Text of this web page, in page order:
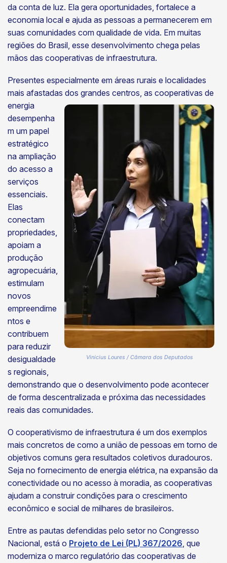
da conta de luz. Ela gera oportunidades, fortalece a
economia local e ajuda as pessoas a permanecerem em
suas comunidades com qualidade de vida. Em muitas
regiões do Brasil, esse desenvolvimento chega pelas
mãos das cooperativas de infraestrutura.
Presentes especialmente em áreas rurais e localidades
mais afastadas dos grandes centros, as cooperativas de
energia
Vinicius Loures / Câmara dos Deputados
desempenha
m um papel
estratégico
na ampliação
do acesso a
serviços
essenciais.
Elas
conectam
propriedades,
apoiam a
produção
agropecuária,
estimulam
novos
empreendime
ntos e
contribuem
para reduzir
desigualdade
s regionais,
demonstrando que o desenvolvimento pode acontecer
de forma descentralizada e próxima das necessidades
reais das comunidades.
O cooperativismo de infraestrutura é um dos exemplos
mais concretos de como a união de pessoas em torno de
objetivos comuns gera resultados coletivos duradouros.
Seja no fornecimento de energia elétrica, na expansão da
conectividade ou no acesso à moradia, as cooperativas
ajudam a construir condições para o crescimento
econômico e social de milhares de brasileiros.
Entre as pautas defendidas pelo setor no Congresso
Nacional, está o Projeto de Lei (PL) 367/2026, que
moderniza o marco regulatório das cooperativas de